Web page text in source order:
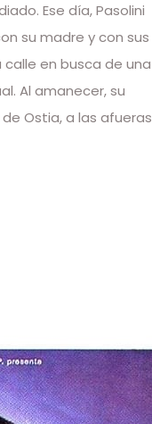
Ese día, Pasolini
su madre y con sus
en busca de una
Al amanecer, su
Ostia, a las afueras